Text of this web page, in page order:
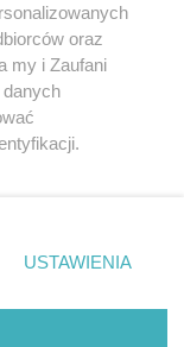
z portali
sięz nami
oraz
my i Zaufani
prywatności
zgody
się takiemu
USTAWIENIA